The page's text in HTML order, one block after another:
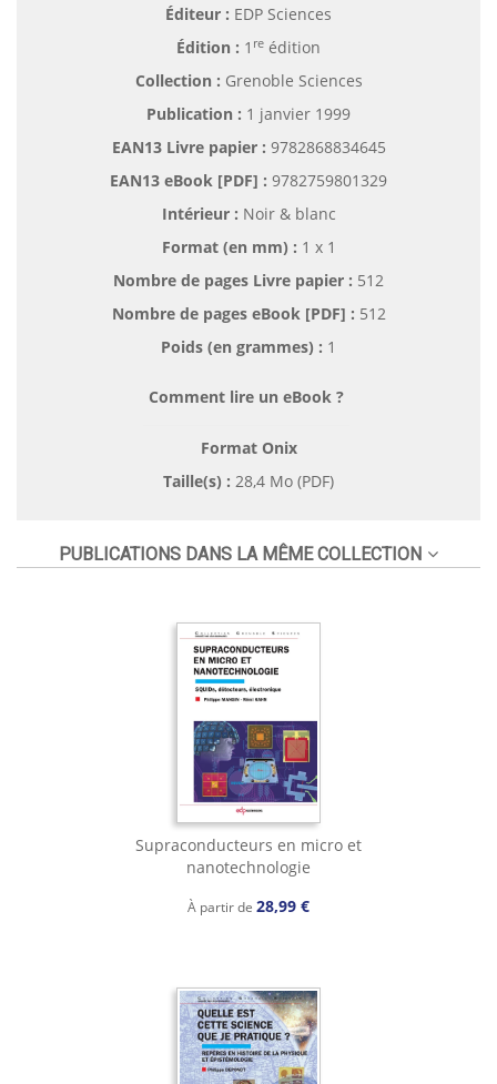
Éditeur : EDP Sciences
Édition : 1 re édition
Collection : Grenoble Sciences
Publication : 1 janvier 1999
EAN13 Livre papier : 9782868834645
EAN13 eBook [PDF] : 9782759801329
Intérieur : Noir & blanc
Format (en mm) : 1 x 1
Nombre de pages Livre papier : 512
Nombre de pages eBook [PDF] : 512
Poids (en grammes) : 1
Comment lire un eBook ?
Format Onix
Taille(s) : 28,4 Mo (PDF)
PUBLICATIONS DANS LA MÊME COLLECTION
Supraconducteurs en micro et
nanotechnologie
À partir de 28,99 €